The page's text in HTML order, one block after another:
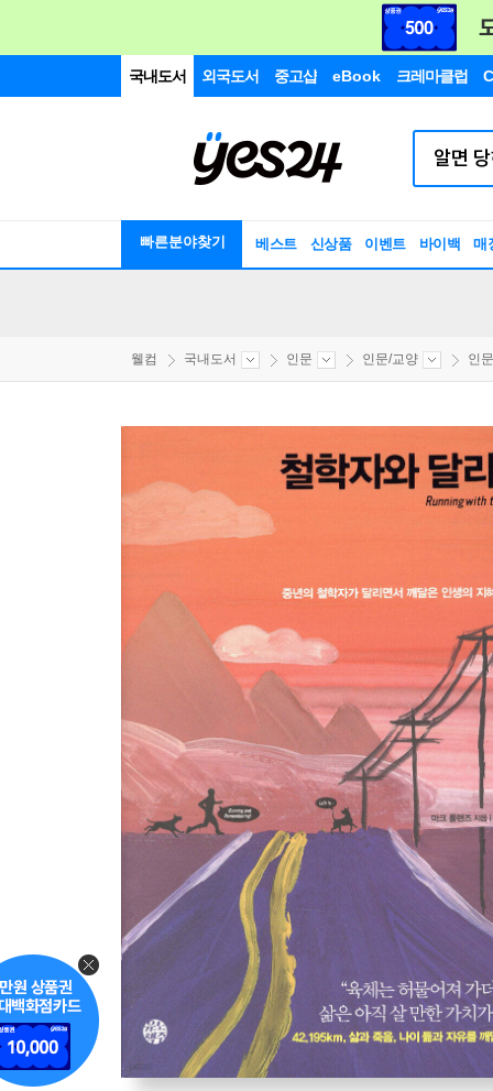
국내도서 외국도서 중고샵 eBook 크레마클럽
빠른분야찾기 베스트 신상품 이벤트 바이백 매
웰컴 국내도서 인문 인문/교양 인